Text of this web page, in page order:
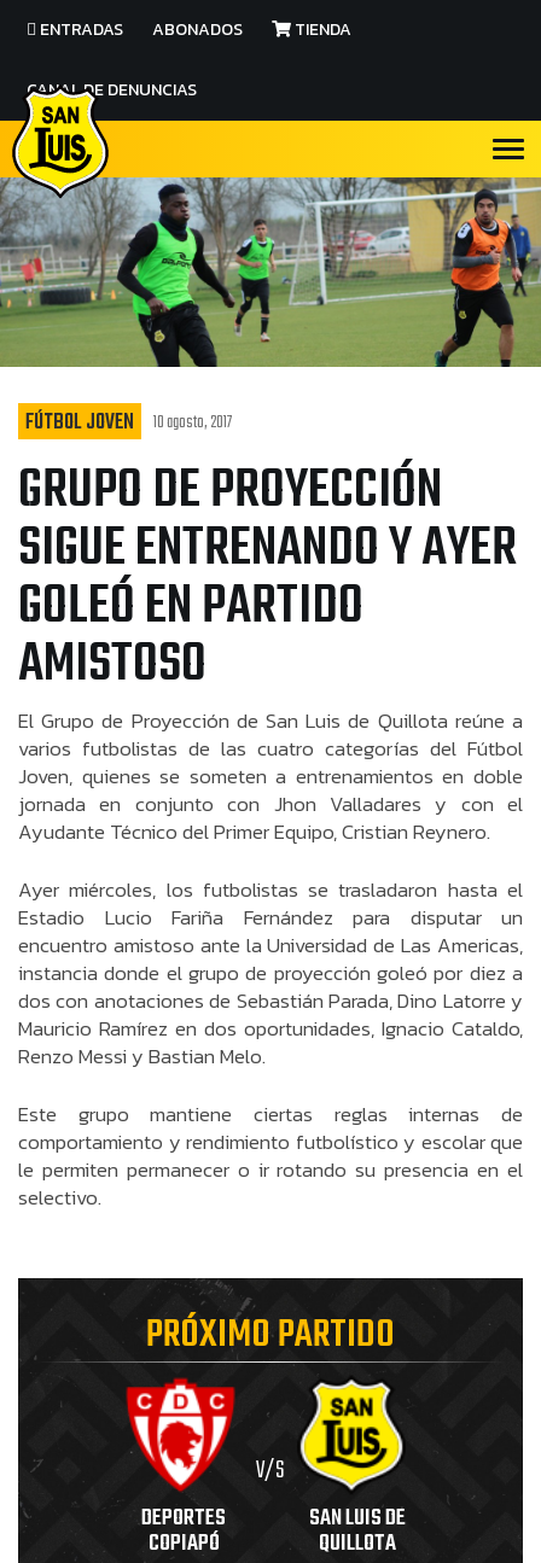
ENTRADAS ABONADOS TIENDA
CANAL DE DENUNCIAS
FÚTBOL JOVEN 10 agosto, 2017
GRUPO DE PROYECCIÓN
SIGUE ENTRENANDO Y AYER
GOLEÓ EN PARTIDO
AMISTOSO
El Grupo de Proyección de San Luis de Quillota reúne a
varios futbolistas de las cuatro categorías del Fútbol
Joven, quienes se someten a entrenamientos en doble
jornada en conjunto con Jhon Valladares y con el
Ayudante Técnico del Primer Equipo, Cristian Reynero.
Ayer miércoles, los futbolistas se trasladaron hasta el
Estadio Lucio Fariña Fernández para disputar un
encuentro amistoso ante la Universidad de Las Americas,
instancia donde el grupo de proyección goleó por diez a
dos con anotaciones de Sebastián Parada, Dino Latorre y
Mauricio Ramírez en dos oportunidades, Ignacio Cataldo,
Renzo Messi y Bastian Melo.
Este grupo mantiene ciertas reglas internas de
comportamiento y rendimiento futbolístico y escolar que
le permiten permanecer o ir rotando su presencia en el
selectivo.
PRÓXIMO PARTIDO
DEPORTES
COPIAPÓ
V/S
SAN LUIS DE
QUILLOTA